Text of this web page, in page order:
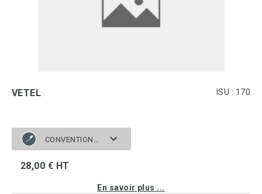
VETEL ISU : 170
CONVENTIONNELLE
28,00 € HT
En savoir plus ...